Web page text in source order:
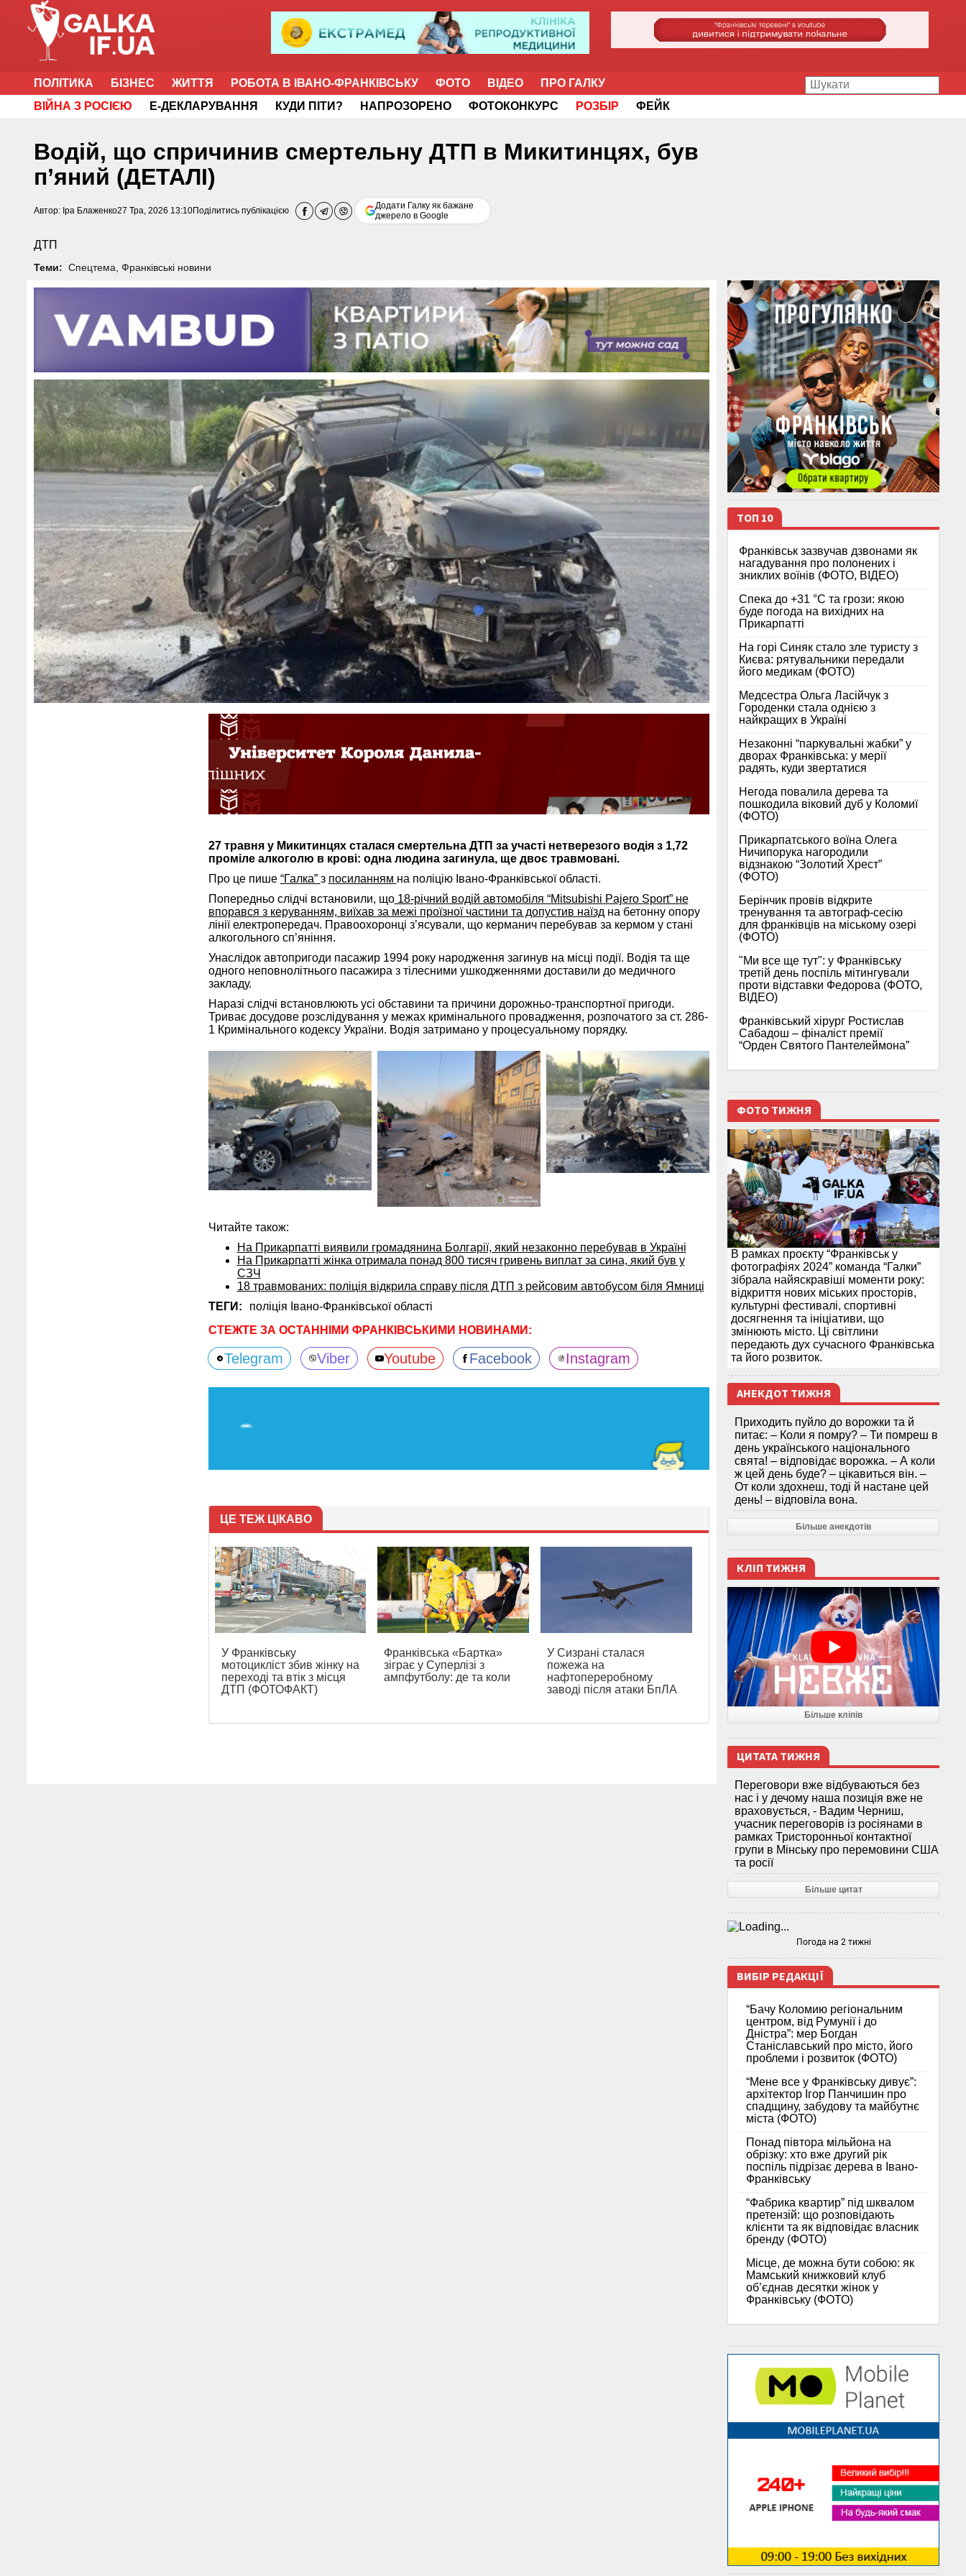
ПОЛІТИКА БІЗНЕС ЖИТТЯ РОБОТА В ІВАНО-ФРАНКІВСЬКУ ФОТО ВІДЕО
ПРО ГАЛКУ
ВІЙНА З РОСІЄЮ
Е-ДЕКЛАРУВАННЯ КУДИ ПІТИ? НАПРОЗОРЕНО ФОТОКОНКУРС РОЗБІР ФЕЙК
Водій, що спричинив смертельну ДТП в Микитинцях, був
п’яний (ДЕТАЛІ)
Автор: Іра Блаженко27 Тра, 2026 13:10Поділитись публікацією
Додати Галку як бажане
джерело в Google
ДТП
Теми: Спецтема Франківські новини
27 травня у Микитинцях сталася смертельна ДТП за участі нетверезого водія з 1,72
проміле алкоголю в крові: одна людина загинула, ще двоє травмовані.
Про це пише “Галка” з посиланням на поліцію Івано-Франківської області.
Попередньо слідчі встановили, що18-річний водій автомобіля “Mitsubishi Pajero Sport” не
впорався з керуванням, виїхав за межі проїзної частини та допустив наїзд на бетонну опору
лінії електропередач. Правоохоронці з’ясували, що керманич перебував за кермом у стані
алкогольного сп’яніння.
Унаслідок автопригоди пасажир 1994 року народження загинув на місці події. Водія та ще
одного неповнолітнього пасажира з тілесними ушкодженнями доставили до медичного
закладу.
Наразі слідчі встановлюють усі обставини та причини дорожньо-транспортної пригоди.
Триває досудове розслідування у межах кримінального провадження, розпочатого за ст. 286-
1 Кримінального кодексу України. Водія затримано у процесуальному порядку.
Читайте також:
На Прикарпатті виявили громадянина Болгарії, який незаконно перебував в Україні
На Прикарпатті жінка отримала понад 800 тисяч гривень виплат за сина, який був у
СЗЧ
18 травмованих: поліція відкрила справу після ДТП з рейсовим автобусом біля Ямниці
ТЕГИ:
поліція Івано-Франківської області
СТЕЖТЕ ЗА ОСТАННІМИ ФРАНКІВСЬКИМИ НОВИНАМИ:
Telegram Viber Youtube Facebook Instagram
ЦЕ ТЕЖ ЦІКАВО
У Франківську
мотоцикліст збив жінку на
переході та втік з місця
ДТП (ФОТОФАКТ)
Франківська «Бартка»
зіграє у Суперлізі з
ампфутболу: де та коли
У Сизрані сталася
пожежа на
нафтопереробному
заводі після атаки БпЛА
ТОП 10
Франківськ зазвучав дзвонами як
нагадування про полонених і
зниклих воїнів (ФОТО, ВІДЕО)
Спека до +31 °C та грози: якою
буде погода на вихідних на
Прикарпатті
На горі Синяк стало зле туристу з
Києва: рятувальники передали
його медикам (ФОТО)
Медсестра Ольга Ласійчук з
Городенки стала однією з
найкращих в Україні
Незаконні “паркувальні жабки” у
дворах Франківська: у мерії
радять, куди звертатися
Негода повалила дерева та
пошкодила віковий дуб у Коломиї
(ФОТО)
Прикарпатського воїна Олега
Ничипорука нагородили
відзнакою “Золотий Хрест”
(ФОТО)
Берінчик провів відкрите
тренування та автограф-сесію
для франківців на міському озері
(ФОТО)
"Ми все ще тут": у Франківську
третій день поспіль мітингували
проти відставки Федорова (ФОТО,
ВІДЕО)
Франківський хірург Ростислав
Сабадош – фіналіст премії
“Орден Святого Пантелеймона”
ФОТО ТИЖНЯ
В рамках проєкту “Франківськ у
фотографіях 2024” команда “Галки”
зібрала найяскравіші моменти року:
відкриття нових міських просторів,
культурні фестивалі, спортивні
досягнення та ініціативи, що
змінюють місто. Ці світлини
передають дух сучасного Франківська
та його розвиток.
АНЕКДОТ ТИЖНЯ
Приходить пуйло до ворожки та й
питає: – Коли я помру? – Ти помреш в
день українського національного
свята! – відповідає ворожка. – А коли
ж цей день буде? – цікавиться він. –
От коли здохнеш, тоді й настане цей
день! – відповіла вона.
Більше анекдотів
КЛІП ТИЖНЯ
Більше кліпів
ЦИТАТА ТИЖНЯ
Переговори вже відбуваються без
нас і у дечому наша позиція вже не
враховується, - Вадим Черниш,
учасник переговорів із росіянами в
рамках Тристоронньої контактної
групи в Мінську про перемовини США
та росії
Більше цитат
Погода на 2 тижні
ВИБІР РЕДАКЦІЇ
“Бачу Коломию регіональним
центром, від Румунії і до
Дністра”: мер Богдан
Станіславський про місто, його
проблеми і розвиток (ФОТО)
“Мене все у Франківську дивує”:
архітектор Ігор Панчишин про
спадщину, забудову та майбутнє
міста (ФОТО)
Понад півтора мільйона на
обрізку: хто вже другий рік
поспіль підрізає дерева в Івано-
Франківську
“Фабрика квартир” під шквалом
претензій: що розповідають
клієнти та як відповідає власник
бренду (ФОТО)
Місце, де можна бути собою: як
Мамський книжковий клуб
об’єднав десятки жінок у
Франківську (ФОТО)